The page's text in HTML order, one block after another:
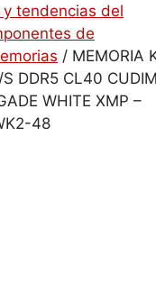
y tendencias del
de
/ MEMORIA
DDR5 CL40
WHITE XMP –
48